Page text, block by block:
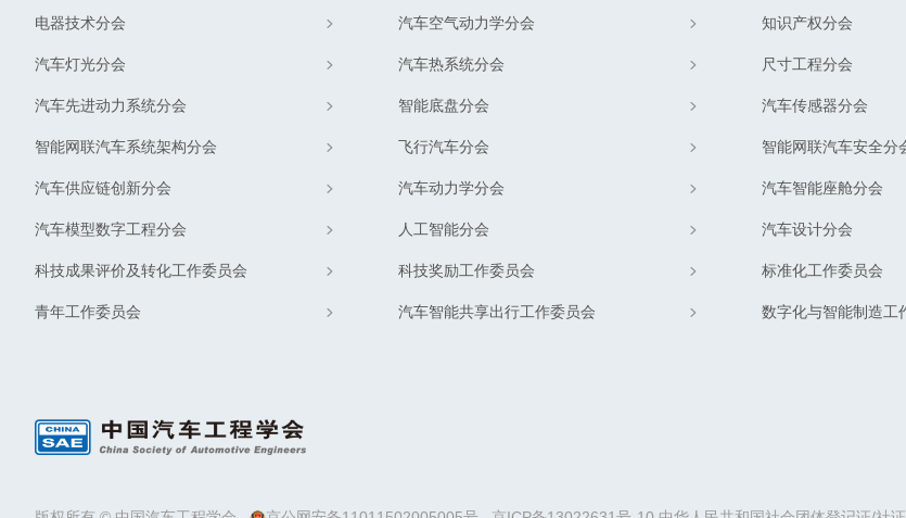
电器技术分会 汽车空气动力学分会 知识产权分会
汽车灯光分会 汽车热系统分会 尺寸工程分会
汽车先进动力系统分会 智能底盘分会 汽车传感器分会
智能网联汽车系统架构分会 飞行汽车分会 智能网联汽车安全分
汽车供应链创新分会 汽车动力学分会 汽车智能座舱分会
汽车模型数字工程分会 人工智能分会 汽车设计分会
科技成果评价及转化工作委员会 科技奖励工作委员会 标准化工作委员会
青年工作委员会 汽车智能共享出行工作委员会 数字化与智能制造工